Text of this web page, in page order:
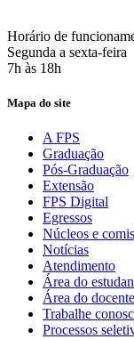
Horário de
Segunda a sexta-feira
7h às 18h
Mapa do site
A FPS
Graduação
Pós-Graduação
Extensão
FPS Digital
Egressos
Núcleos e
Notícias
Atendimento
Área do
Área do docente
Trabalhe
Processos